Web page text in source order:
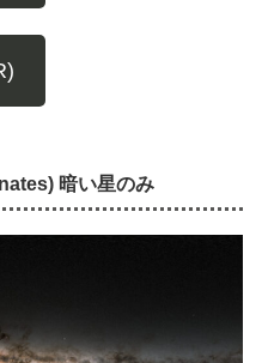
暗い星のみ